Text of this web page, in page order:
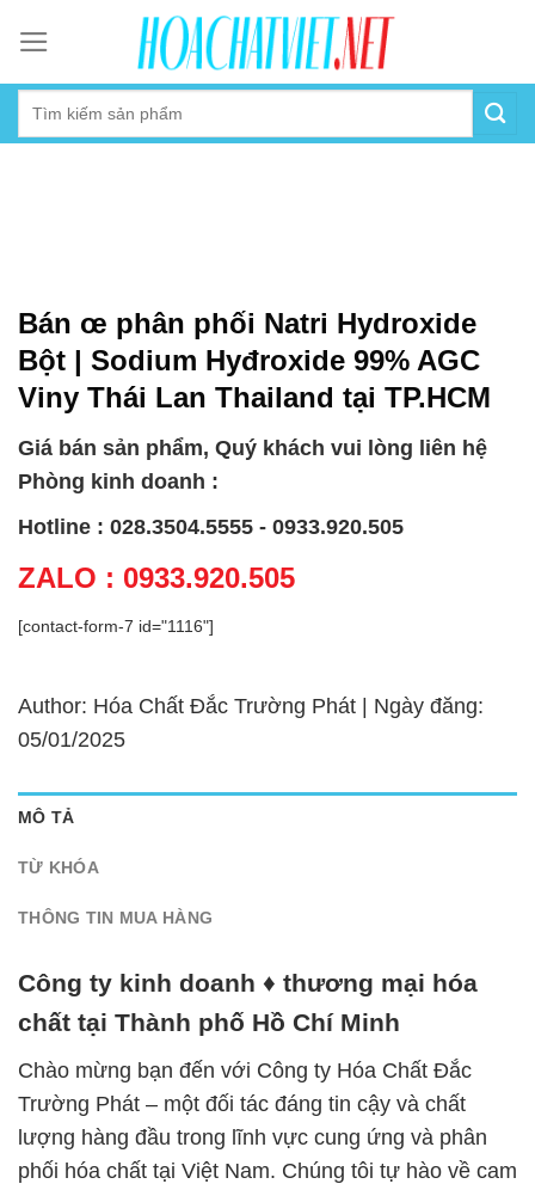
content
Bán œ phân phối Natri Hydroxide
Bột | Sodium Hyđroxide 99% AGC
Viny Thái Lan Thailand tại TP.HCM
Giá bán sản phẩm, Quý khách vui lòng liên hệ
Phòng kinh doanh :
Hotline : 028.3504.5555 - 0933.920.505
ZALO : 0933.920.505
[contact-form-7 id="1116"]
Author: Hóa Chất Đắc Trường Phát | Ngày đăng:
05/01/2025
MÔ TẢ
TỪ KHÓA
THÔNG TIN MUA HÀNG
Công ty kinh doanh ♦ thương mại hóa
chất tại Thành phố Hồ Chí Minh
Chào mừng bạn đến với Công ty Hóa Chất Đắc
Trường Phát – một đối tác đáng tin cậy và chất
lượng hàng đầu trong lĩnh vực cung ứng và phân
phối hóa chất tại Việt Nam. Chúng tôi tự hào về cam